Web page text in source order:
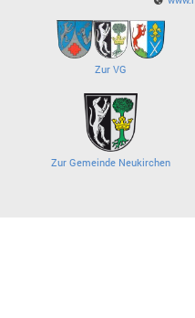
Zur VG
Zur Gemeinde Neukirchen